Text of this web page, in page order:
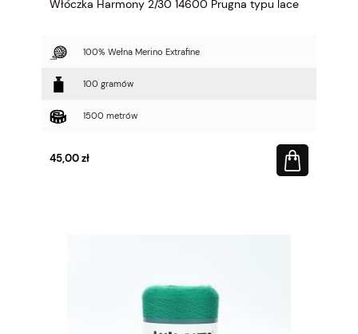
Włóczka Harmony 2/30 14600 Prugna typu lace
100% Wełna Merino Extrafine
100 gramów
1500 metrów
45,00 zł